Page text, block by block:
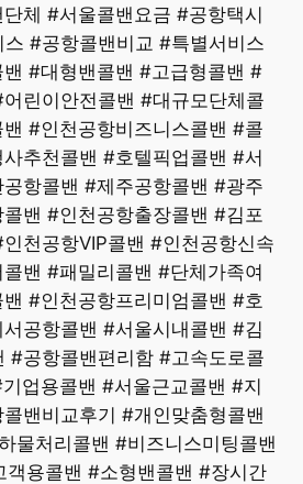
체 #서울콜밴요금 #공항택시
#공항콜밴비교 #특별서비스
#대형밴콜밴 #고급형콜밴 #
린이안전콜밴 #대규모단체콜
#인천공항비즈니스콜밴 #콜
추천콜밴 #호텔픽업콜밴 #서
항콜밴 #제주공항콜밴 #광주
밴 #인천공항출장콜밴 #김포
천공항VIP콜밴 #인천공항신속
밴 #패밀리콜밴 #단체가족여
#인천공항프리미엄콜밴 #호
공항콜밴 #서울시내콜밴 #김
#공항콜밴편리함 #고속도로콜
업용콜밴 #서울근교콜밴 #지
밴비교후기 #개인맞춤형콜밴
물처리콜밴 #비즈니스미팅콜밴
객용콜밴 #소형밴콜밴 #장시간